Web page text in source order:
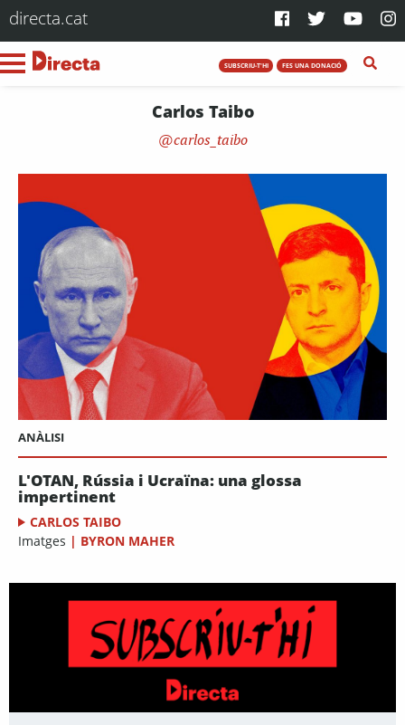
directa.cat
SUBSCRIU-T'HI FES UNA DONACIÓ
Carlos Taibo
carlos_taibo
ANÀLISI
L'OTAN, Rússia i Ucraïna: una glossa
impertinent
CARLOS TAIBO
Imatges | BYRON MAHER